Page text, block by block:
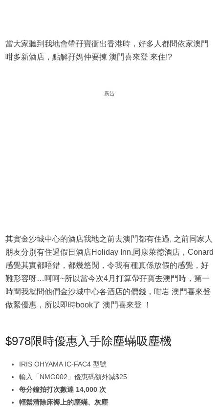
當大家聽到我地會帶孖寶衝出香港時，好多人都問依家澳門
咁多新酒店，點解孖媽仲要揀 澳門喜來登 來住!?
廣告
其實金沙城中心的酒店我地之前去澳門都有住過, 之前同家人
朋友分別有住過假日酒店Holiday Inn,同康萊德酒店，Conard
感覺其實都唔錯，都幾悠閒，令我有種真係放假的感覺，好
難形容呀…呵呵~所以當今次4月打算帶孖寶去澳門時，第一
時間我就問他們金沙城中心各酒店的價錢，咁岩 澳門喜來登
做緊優惠，所以即時book了 澳門喜來登 ！
$978限時優惠入手除塵蟎吸塵機
IRIS OHYAMA IC-FAC4 型號
輸入「NMG002」優惠碼額外減$25
每分鐘拍打次數達 14,000 次
輕鬆清除床褥上的塵蟎、灰塵